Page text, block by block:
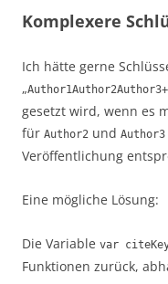
Komplexere
Ich hätte gerne
„
gesetzt wird, wenn es
für Author2 und Author3
Veröffentlichung
Eine mögliche Lösung:
Die Variable var
Funktionen zurück,